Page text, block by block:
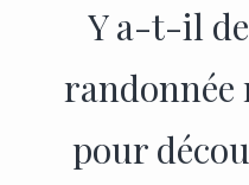
Y a-t-il
randonnée
pour